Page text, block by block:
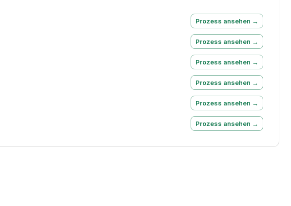
Prozess ansehen →
Prozess ansehen →
Prozess ansehen →
Prozess ansehen →
Prozess ansehen →
Prozess ansehen →